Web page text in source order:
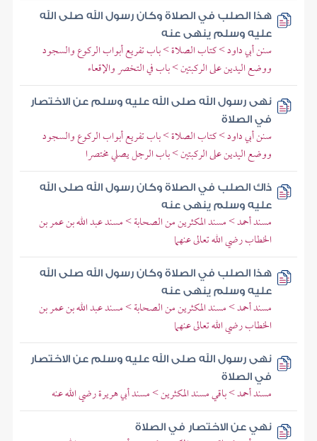
هذا الصلب في الصلاة وكان رسول الله صلى الله
عليه وسلم ينهى عنه
سنن أبي داود > كتاب الصلاة > باب تفريع أبواب الركوع والسجود
ووضع اليدين على الركبتين > باب في التخصر والإقعاء
نهى رسول الله صلى الله عليه وسلم عن الاختصار
في الصلاة
سنن أبي داود > كتاب الصلاة > باب تفريع أبواب الركوع والسجود
ووضع اليدين على الركبتين > باب الرجل يصلي مختصرا
ذاك الصلب في الصلاة وكان رسول الله صلى الله
عليه وسلم ينهى عنه
مسند أحمد > مسند المكثرين من الصحابة > مسند عبد الله بن عمر بن
الخطاب رضي الله تعالى عنهما
هذا الصلب في الصلاة وكان رسول الله صلى الله
عليه وسلم ينهى عنه
مسند أحمد > مسند المكثرين من الصحابة > مسند عبد الله بن عمر بن
الخطاب رضي الله تعالى عنهما
نهى رسول الله صلى الله عليه وسلم عن الاختصار
في الصلاة
مسند أحمد > باقي مسند المكثرين > مسند أبي هريرة رضي الله عنه
نهي عن الاختصار في الصلاة